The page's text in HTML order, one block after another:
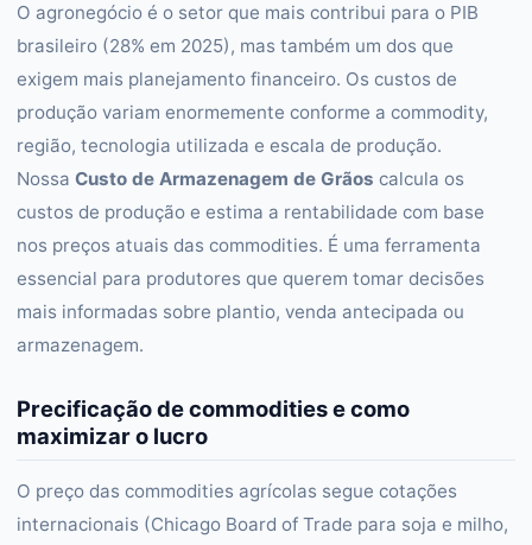
O agronegócio é o setor que mais contribui para o PIB
brasileiro (28% em 2025), mas também um dos que
exigem mais planejamento financeiro. Os custos de
produção variam enormemente conforme a commodity,
região, tecnologia utilizada e escala de produção.
Nossa Custo de Armazenagem de Grãos calcula os
custos de produção e estima a rentabilidade com base
nos preços atuais das commodities. É uma ferramenta
essencial para produtores que querem tomar decisões
mais informadas sobre plantio, venda antecipada ou
armazenagem.
Precificação de commodities e como
maximizar o lucro
O preço das commodities agrícolas segue cotações
internacionais (Chicago Board of Trade para soja e milho,